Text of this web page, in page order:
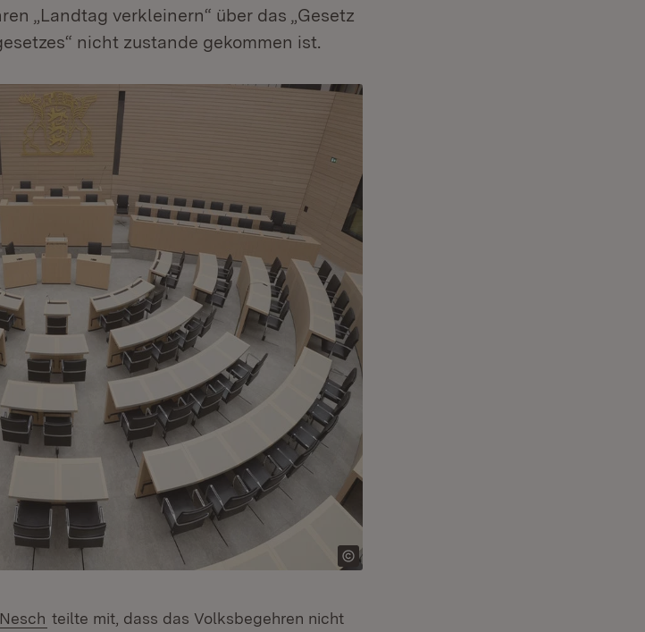
„Landtag verkleinern“ über das „Gesetz
nicht zustande gekommen ist.
teilte mit, dass das Volksbegehren nicht